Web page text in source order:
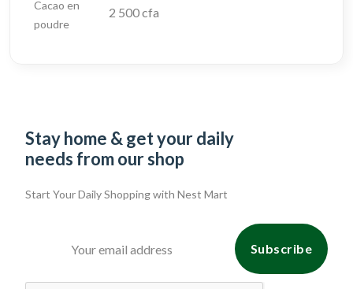
2 500 cfa
Stay home & get your daily
needs from our shop
Start Your Daily Shopping with Nest Mart
Subscribe